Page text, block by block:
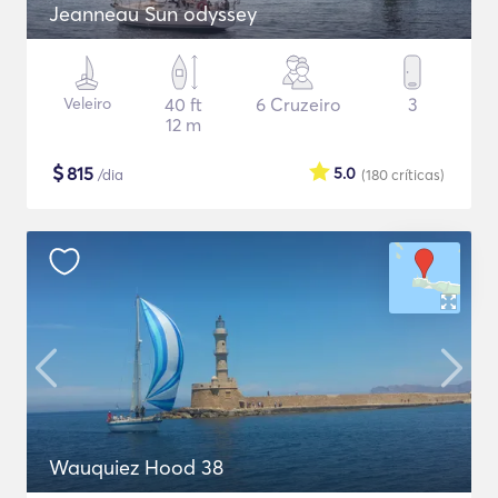
Jeanneau Sun odyssey
Veleiro
40 ft
12 m
6 Cruzeiro 3
$815 /dia (180críticas)
5.0
Wauquiez Hood 38